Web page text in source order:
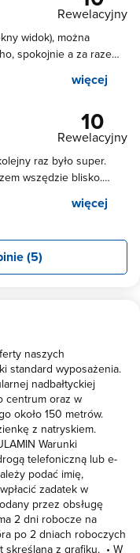
Rewelacyjny
widok), można
spokojnie a za razem
Polecamy iwięcej
10
Rewelacyjny
raz było super.
wszędzie blisko.
więcej
(5)
naszych
standard wyposażenia.
nadbałtyckiej
centrum oraz w
około 150 metrów.
z natryskiem.
Warunki
telefoniczną lub e-
podać imię,
zadatek w
przez obsługę
2 dni robocze na
po 2 dniach roboczych
skreślana z grafiku. • W